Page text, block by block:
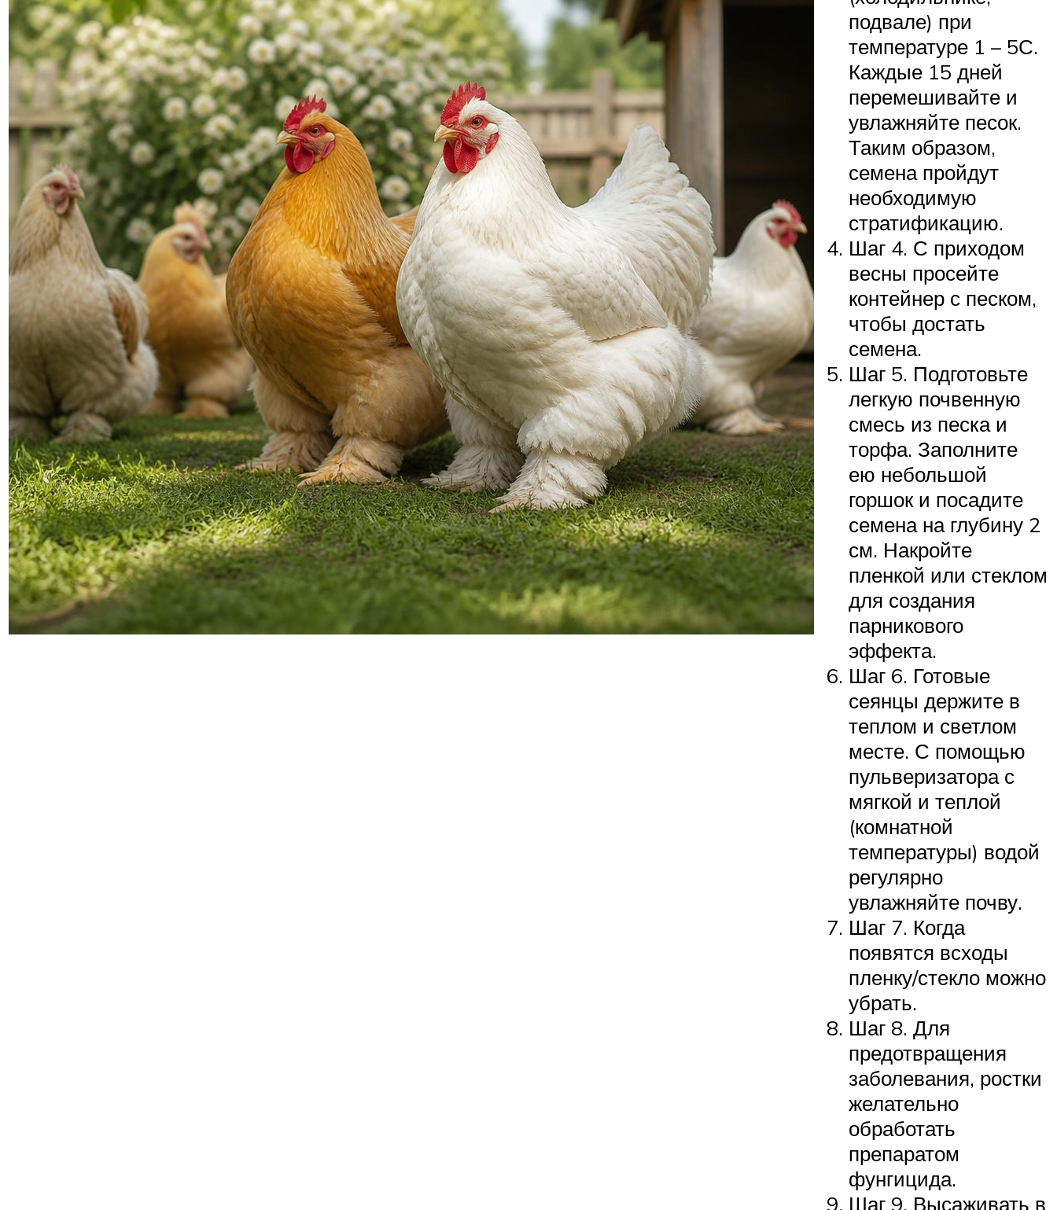
подвале) при
температуре 1 – 5С.
Каждые 15 дней
перемешивайте и
увлажняйте песок.
Таким образом,
семена пройдут
необходимую
стратификацию.
Шаг 4. С приходом
весны просейте
контейнер с песком,
чтобы достать
семена.
Шаг 5. Подготовьте
легкую почвенную
смесь из песка и
торфа. Заполните
ею небольшой
горшок и посадите
семена на глубину 2
см. Накройте
пленкой или стеклом
для создания
парникового
эффекта.
Шаг 6. Готовые
сеянцы держите в
теплом и светлом
месте. С помощью
пульверизатора с
мягкой и теплой
(комнатной
температуры) водой
регулярно
увлажняйте почву.
Шаг 7. Когда
появятся всходы
пленку/стекло можно
убрать.
Шаг 8. Для
предотвращения
заболевания, ростки
желательно
обработать
препаратом
фунгицида.
Шаг 9. Высаживать в